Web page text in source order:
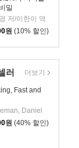
밀
저/이한이 역
원 (10% 할인)
러
Fast and
Daniel
원 (40% 할인)
더보기